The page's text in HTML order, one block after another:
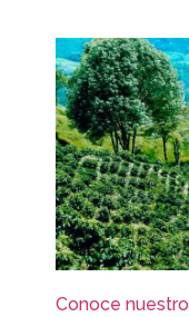
Conoce